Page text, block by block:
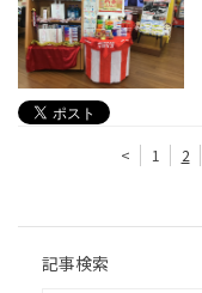
< 1 2
記事検索